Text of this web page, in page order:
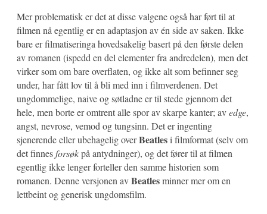
Mer problematisk er det at disse valgene også har ført til at
filmen nå egentlig er en adaptasjon av én side av saken. Ikke
bare er filmatiseringa hovedsakelig basert på den første delen
av romanen (ispedd en del elementer fra andredelen), men det
virker som om bare overflaten, og ikke alt som befinner seg
under, har fått lov til å bli med inn i filmverdenen. Det
ungdommelige, naive og søtladne er til stede gjennom det
hele, men borte er omtrent alle spor av skarpe kanter; avedge,
angst, nevrose, vemod og tungsinn. Det er ingenting
sjenerende eller ubehagelig overBeatlesi filmformat (selv om
det finnesforsøkpå antydninger), og det fører til at filmen
egentlig ikke lenger forteller den samme historien som
romanen. Denne versjonen avBeatlesminner mer om en
lettbeint og generisk ungdomsfilm.